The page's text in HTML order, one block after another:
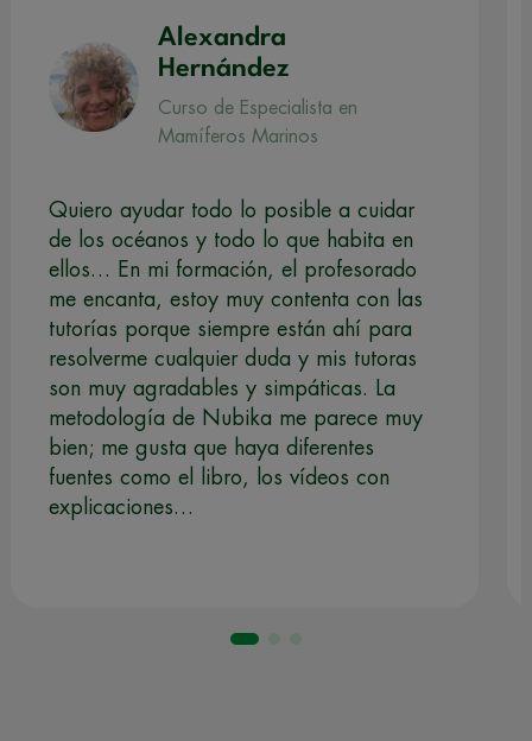
Alexandra
Hernández
Curso de Especialista en
Mamíferos Marinos
Quiero ayudar todo lo posible a cuidar
de los océanos y todo lo que habita en
ellos… En mi formación, el profesorado
me encanta, estoy muy contenta con las
tutorías porque siempre están ahí para
resolverme cualquier duda y mis tutoras
son muy agradables y simpáticas. La
metodología de Nubika me parece muy
bien; me gusta que haya diferentes
fuentes como el libro, los vídeos con
explicaciones…